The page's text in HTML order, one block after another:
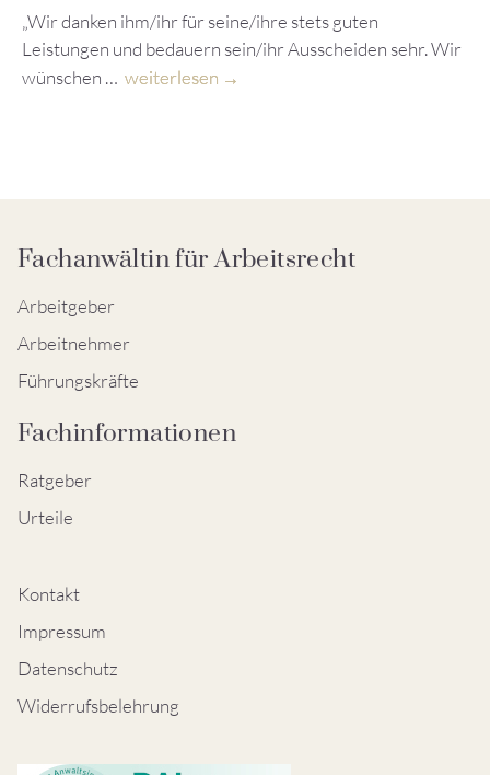
„Wir danken ihm/ihr für seine/ihre stets guten
Leistungen und bedauern sein/ihr Ausscheiden sehr. Wir
wünschen … weiterlesen
Fachanwältin für Arbeitsrecht
Arbeitgeber
Arbeitnehmer
Führungskräfte
Fachinformationen
Ratgeber
Urteile
Kontakt
Impressum
Datenschutz
Widerrufsbelehrung